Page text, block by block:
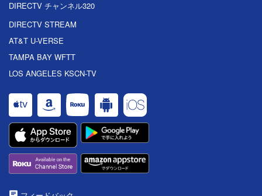
DIRECTV チャンネル320
DIRECTV STREAM
AT&T U-VERSE
TAMPA BAY WFTT
LOS ANGELES KSCN-TV